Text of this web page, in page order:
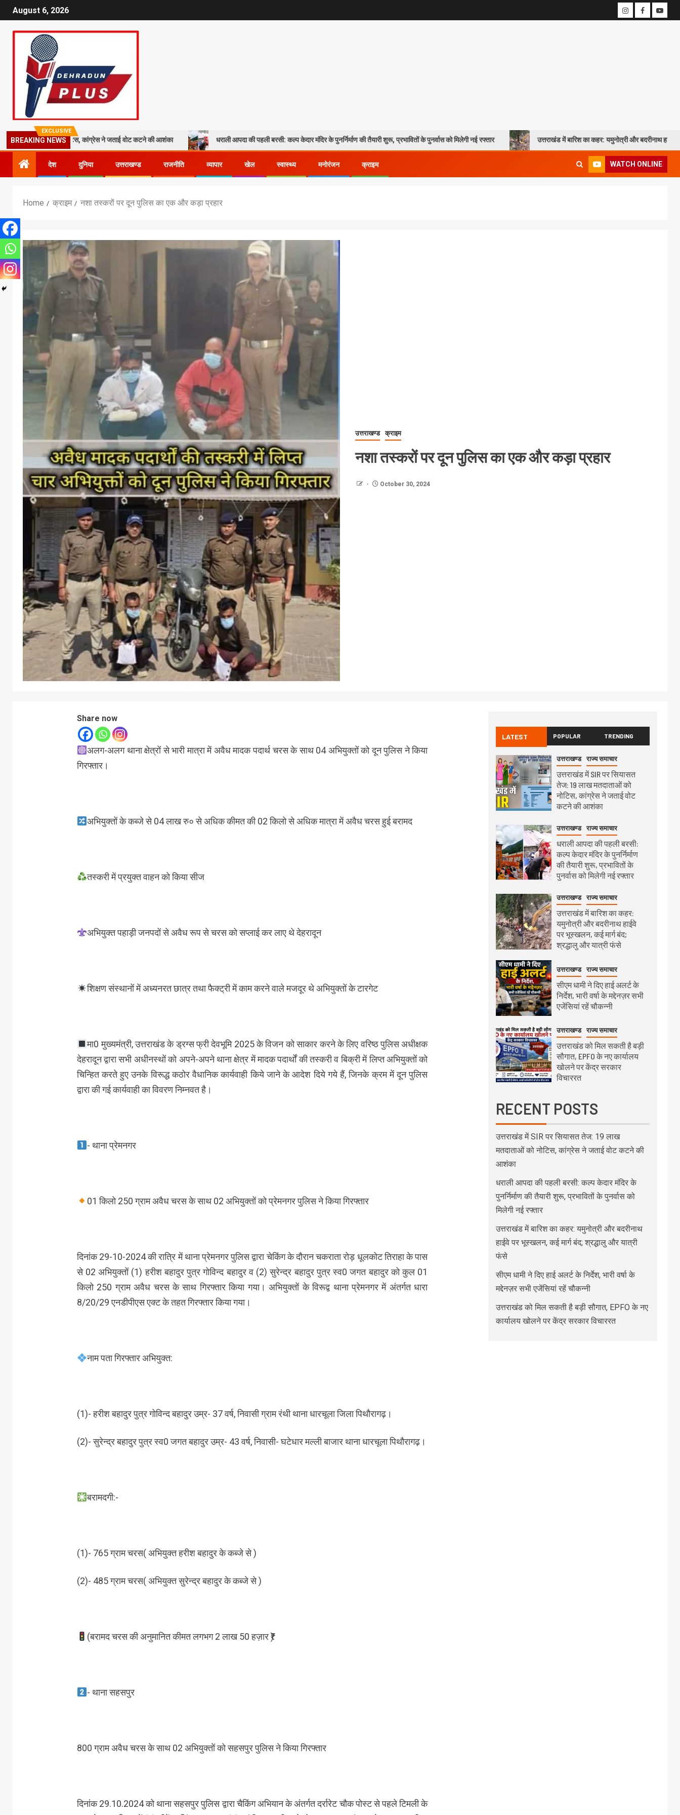
August 6, 2026
EXCLUSIVE
BREAKING NEWS
को नोटिस, कांग्रेस ने जताई वोट कटने की आशंका धराली आपदा की पहली बरसी: कल्प केदार मंदिर के पुनर्निर्माण की तैयारी शुरू, प्रभावितों के पुनर्वास को मिलेगी नई रफ्तार उत्तराखंड में बारिश का कहर: यमुनोत्री और बदरीनाथ हाईवे पर भूस्खलन,
देश दुनिया उत्तराखण्ड राजनीति व्यापार खेल स्वास्थ्य मनोरंजन क्राइम WATCH ONLINE
Home क्राइम नशा तस्करों पर दून पुलिस का एक और कड़ा प्रहार
उत्तराखण्ड क्राइम
नशा तस्करों पर दून पुलिस का एक और कड़ा प्रहार
October 30, 2024
Share now
अलग-अलग थाना क्षेत्रों से भारी मात्रा में अवैध मादक पदार्थ चरस के साथ 04 अभियुक्तों को दून पुलिस ने किया
गिरफ्तार।
अभियुक्तों के कब्जे से 04 लाख रु० से अधिक कीमत की 02 किलो से अधिक मात्रा में अवैध चरस हुई बरामद
तस्करी में प्रयुक्त वाहन को किया सीज
अभियुक्त पहाड़ी जनपदों से अवैध रूप से चरस को सप्लाई कर लाए थे देहरादून
शिक्षण संस्थानों में अध्यनरत छात्र तथा फैक्ट्री में काम करने वाले मजदूर थे अभियुक्तों के टारगेट
मा0 मुख्यमंत्री, उत्तराखंड के ड्रग्स फ्री देवभूमि 2025 के विजन को साकार करने के लिए वरिष्ठ पुलिस अधीक्षक
देहरादून द्वारा सभी अधीनस्थों को अपने-अपने थाना क्षेत्र में मादक पदार्थों की तस्करी व बिक्री में लिप्त अभियुक्तों को
चिन्हित करते हुए उनके विरूद्ध कठोर वैधानिक कार्यवाही किये जाने के आदेश दिये गये हैं, जिनके क्रम में दून पुलिस
द्वारा की गई कार्यवाही का विवरण निम्नवत है।
- थाना प्रेमनगर
01 किलो 250 ग्राम अवैध चरस के साथ 02 अभियुक्तों को प्रेमनगर पुलिस ने किया गिरफ्तार
दिनांक 29-10-2024 की रात्रि में थाना प्रेमनगर पुलिस द्वारा चेकिंग के दौरान चकराता रोड़ धूलकोट तिराहा के पास
से 02 अभियुक्तों (1) हरीश बहादुर पुत्र गोविन्द बहादुर व (2) सुरेन्द्र बहादुर पुत्र स्व0 जगत बहादुर को कुल 01
किलो 250 ग्राम अवैध चरस के साथ गिरफ्तार किया गया। अभियुक्तों के विरूद्व थाना प्रेमनगर में अंतर्गत धारा
8/20/29 एनडीपीएस एक्ट के तहत गिरफ्तार किया गया।
नाम पता गिरफ्तार अभियुक्त:
(1)- हरीश बहादुर पुत्र गोविन्द बहादुर उम्र- 37 वर्ष, निवासी ग्राम रंथी थाना धारचूला जिला पिथौरागढ़।
(2)- सुरेन्द्र बहादुर पुत्र स्व0 जगत बहादुर उम्र- 43 वर्ष, निवासी- घटेधार मल्ली बाजार थाना धारचूला पिथौरागढ़।
बरामदगी:-
(1)- 765 ग्राम चरस( अभियुक्त हरीश बहादुर के कब्जे से )
(2)- 485 ग्राम चरस( अभियुक्त सुरेन्द्र बहादुर के कब्जे से )
(बरामद चरस की अनुमानित कीमत लगभग 2 लाख 50 हज़ार ₹)
- थाना सहसपुर
800 ग्राम अवैध चरस के साथ 02 अभियुक्तों को सहसपुर पुलिस ने किया गिरफ्तार
दिनांक 29.10.2024 को थाना सहसपुर पुलिस द्वारा चैकिंग अभियान के अंतर्गत दर्रारेट चौक पोस्ट से पहले टिमली के
LATEST POPULAR TRENDING
उत्तराखण्ड राज्य समाचार
उत्तराखंड में SIR पर सियासत
तेज: 19 लाख मतदाताओं को
नोटिस, कांग्रेस ने जताई वोट
कटने की आशंका
उत्तराखण्ड राज्य समाचार
धराली आपदा की पहली बरसी:
कल्प केदार मंदिर के पुनर्निर्माण
की तैयारी शुरू, प्रभावितों के
पुनर्वास को मिलेगी नई रफ्तार
उत्तराखण्ड राज्य समाचार
उत्तराखंड में बारिश का कहर:
यमुनोत्री और बदरीनाथ हाईवे
पर भूस्खलन, कई मार्ग बंद;
श्रद्धालु और यात्री फंसे
उत्तराखण्ड राज्य समाचार
सीएम धामी ने दिए हाई अलर्ट के
निर्देश, भारी वर्षा के मद्देनज़र सभी
एजेंसियां रहें चौकन्नी
उत्तराखण्ड राज्य समाचार
उत्तराखंड को मिल सकती है बड़ी
सौगात, EPFO के नए कार्यालय
खोलने पर केंद्र सरकार
विचाररत
RECENT POSTS
उत्तराखंड में SIR पर सियासत तेज: 19 लाख
मतदाताओं को नोटिस, कांग्रेस ने जताई वोट कटने की
आशंका
धराली आपदा की पहली बरसी: कल्प केदार मंदिर के
पुनर्निर्माण की तैयारी शुरू, प्रभावितों के पुनर्वास को
मिलेगी नई रफ्तार
उत्तराखंड में बारिश का कहर: यमुनोत्री और बदरीनाथ
हाईवे पर भूस्खलन, कई मार्ग बंद; श्रद्धालु और यात्री
फंसे
सीएम धामी ने दिए हाई अलर्ट के निर्देश, भारी वर्षा के
मद्देनज़र सभी एजेंसियां रहें चौकन्नी
उत्तराखंड को मिल सकती है बड़ी सौगात, EPFO के नए
कार्यालय खोलने पर केंद्र सरकार विचाररत